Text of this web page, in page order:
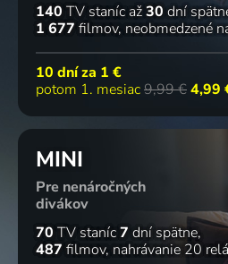
140 TV staníc až30 dní
1 677 filmov neobmedzené
10 dní za 1 €
potom 1. mesiac9,99 €4,99
MINI
Pre nenáročných
divákov
70 TV staníc7 dní spätne
487 filmov nahrávanie 20